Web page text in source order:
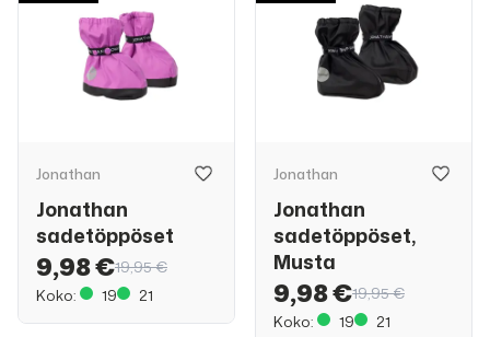
Jonathan
Jonathan
sadetöppöset
9,98 €19,95 €
Koko:
19 21
Jonathan
Jonathan
sadetöppöset,
Musta
9,98 €19,95 €
Koko:
19 21